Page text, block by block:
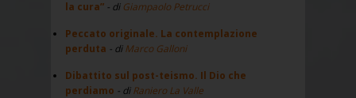
la cura” - di Giampaolo Petrucci
Peccato originale. La contemplazione
perduta - diMarco Galloni
Dibattito sul post-teismo. Il Dio che
perdiamo - diRaniero La Valle